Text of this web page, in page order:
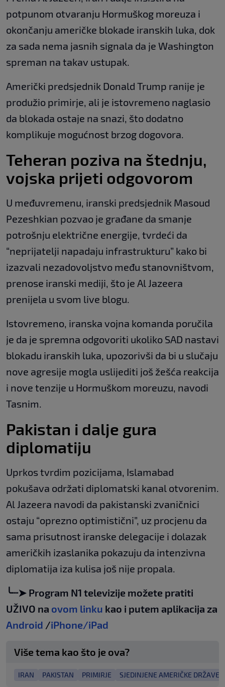
potpunom otvaranju Hormuškog moreuza i
okončanju američke blokade iranskih luka, dok
za sada nema jasnih signala da je Washington
spreman na takav ustupak.
Američki predsjednik Donald Trump ranije je
produžio primirje, ali je istovremeno naglasio
da blokada ostaje na snazi, što dodatno
komplikuje mogućnost brzog dogovora.
Teheran poziva na štednju,
vojska prijeti odgovorom
U međuvremenu, iranski predsjednik Masoud
Pezeshkian pozvao je građane da smanje
potrošnju električne energije, tvrdeći da
“neprijatelji napadaju infrastrukturu” kako bi
izazvali nezadovoljstvo među stanovništvom,
prenose iranski mediji, što je Al Jazeera
prenijela u svom live blogu.
Istovremeno, iranska vojna komanda poručila
je da je spremna odgovoriti ukoliko SAD nastavi
blokadu iranskih luka, upozorivši da bi u slučaju
nove agresije mogla uslijediti još žešća reakcija
i nove tenzije u Hormuškom moreuzu, navodi
Tasnim.
Pakistan i dalje gura
diplomatiju
Uprkos tvrdim pozicijama, Islamabad
pokušava održati diplomatski kanal otvorenim.
Al Jazeera navodi da pakistanski zvaničnici
ostaju “oprezno optimistični”, uz procjenu da
sama prisutnost iranske delegacije i dolazak
američkih izaslanika pokazuju da intenzivna
diplomatija iza kulisa još nije propala.
╰┈➤ Program N1 televizije možete pratiti
UŽIVO na ovom linku kao i putem aplikacija za
Android /iPhone/iPad
Više tema kao što je ova?
IRAN PAKISTAN PRIMIRJE SJEDINJENE AMERIČKE DRŽAVE